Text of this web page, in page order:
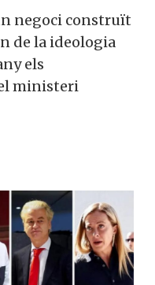
negoci construït
de la ideologia
els
ministeri